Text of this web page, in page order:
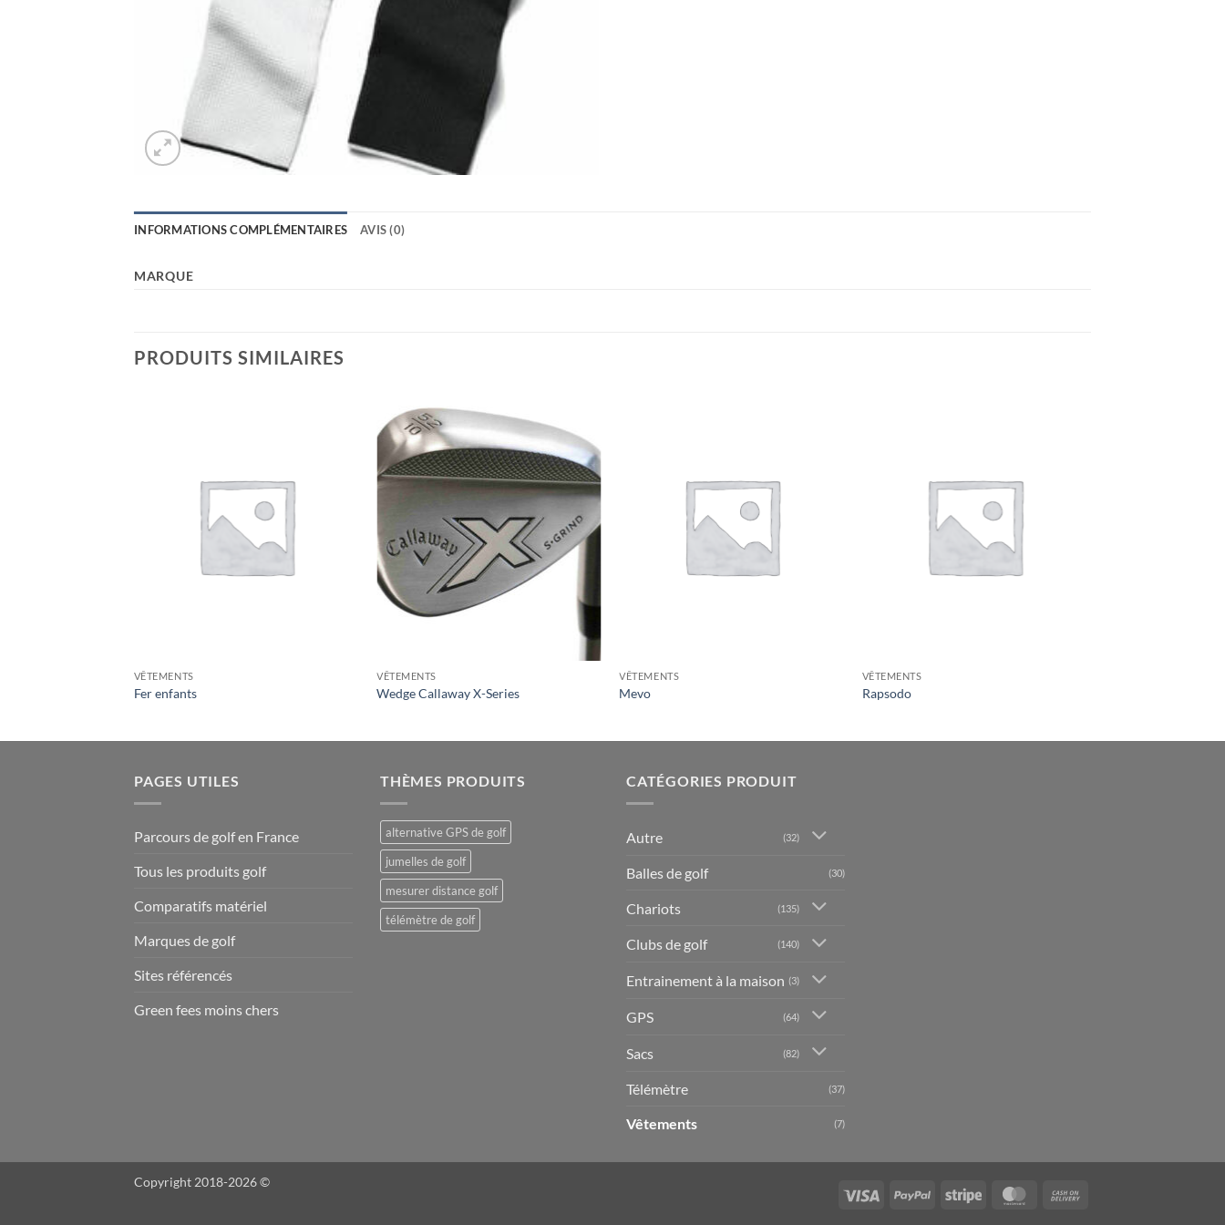
INFORMATIONS COMPLÉMENTAIRES AVIS (0)
MARQUE
PRODUITS SIMILAIRES
VÊTEMENTS
Fer enfants
VÊTEMENTS
Wedge Callaway X-Series
VÊTEMENTS
Mevo
VÊTEMENTS
Rapsodo
PAGES UTILES
Parcours de golf en France
Tous les produits golf
Comparatifs matériel
Marques de golf
Sites référencés
Green fees moins chers
THÈMES PRODUITS
alternative GPS de golf
jumelles de golf
mesurer distance golf
télémètre de golf
CATÉGORIES PRODUIT
Autre (32)
Balles de golf (30)
Chariots (135)
Clubs de golf (140)
Entrainement à la maison (3)
GPS (64)
Sacs (82)
Télémètre (37)
Vêtements (7)
Visa PayPal Stripe MasterCard
Copyright 2018-2026 ©